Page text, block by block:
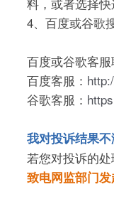
4、百度或谷歌
百度或谷歌客
百度客服：
谷歌客服：
我对投诉结果
若您对投诉的
致电网监部门